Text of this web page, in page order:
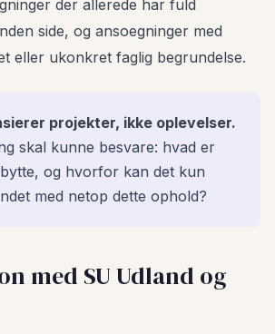
der allerede har fuld
side, og ansoegninger med
eller ukonkret faglig begrundelse.
projekter, ikke oplevelser.
skal kunne besvare: hvad er
og hvorfor kan det kun
med netop dette ophold?
med SU Udland og